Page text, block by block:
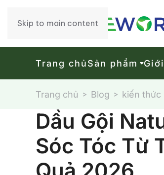
Skip to main content
Trang chủSản phẩm
Trang chủ Blog kiến thức
Dầu Gội
Sóc Tóc Từ